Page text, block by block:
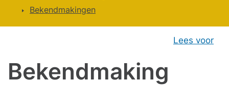
Bekendmakingen
Lees voor
Bekendmaking